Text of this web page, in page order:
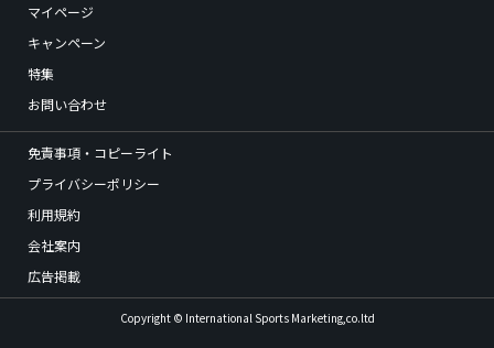
マイページ
キャンペーン
特集
お問い合わせ
免責事項・コピーライト
プライバシーポリシー
利用規約
会社案内
広告掲載
Copyright © International Sports Marketing,co.ltd